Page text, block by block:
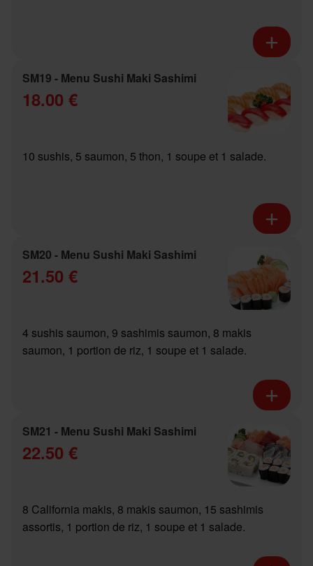
SM19 - Menu Sushi Maki Sashimi
18.00 €
10 sushis, 5 saumon, 5 thon, 1 soupe et 1 salade.
SM20 - Menu Sushi Maki Sashimi
21.50 €
4 sushis saumon, 9 sashimis saumon, 8 makis
saumon, 1 portion de riz, 1 soupe et 1 salade.
SM21 - Menu Sushi Maki Sashimi
22.50 €
8 California makis, 8 makis saumon, 15 sashimis
assortis, 1 portion de riz, 1 soupe et 1 salade.